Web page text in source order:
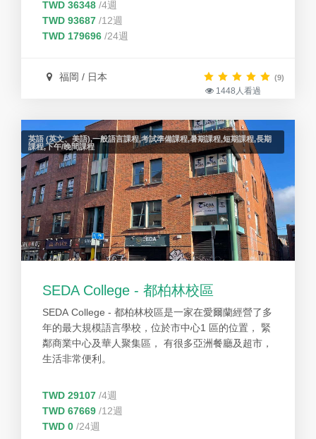
的目標和進度提供詳細的支援。 此外，本校與九州最
大的終點站博多車站直接相連，無論是在校內或校
TWD 36348 /4週
TWD 93687 /12週
TWD 179696 /24週
福岡 / 日本 (9)
1448人看過
英語 (英文、美語),一般語言課程,考試準備課程,暑期課程,短期課程,長期
課程,下午/晚間課程
SEDA College - 都柏林校區
SEDA College - 都柏林校區是一家在愛爾蘭經營了多
年的最大規模語言學校，位於市中心1 區的位置， 緊
鄰商業中心及華人聚集區， 有很多亞洲餐廳及超市，
生活非常便利。
TWD 29107 /4週
TWD 67669 /12週
TWD 0 /24週